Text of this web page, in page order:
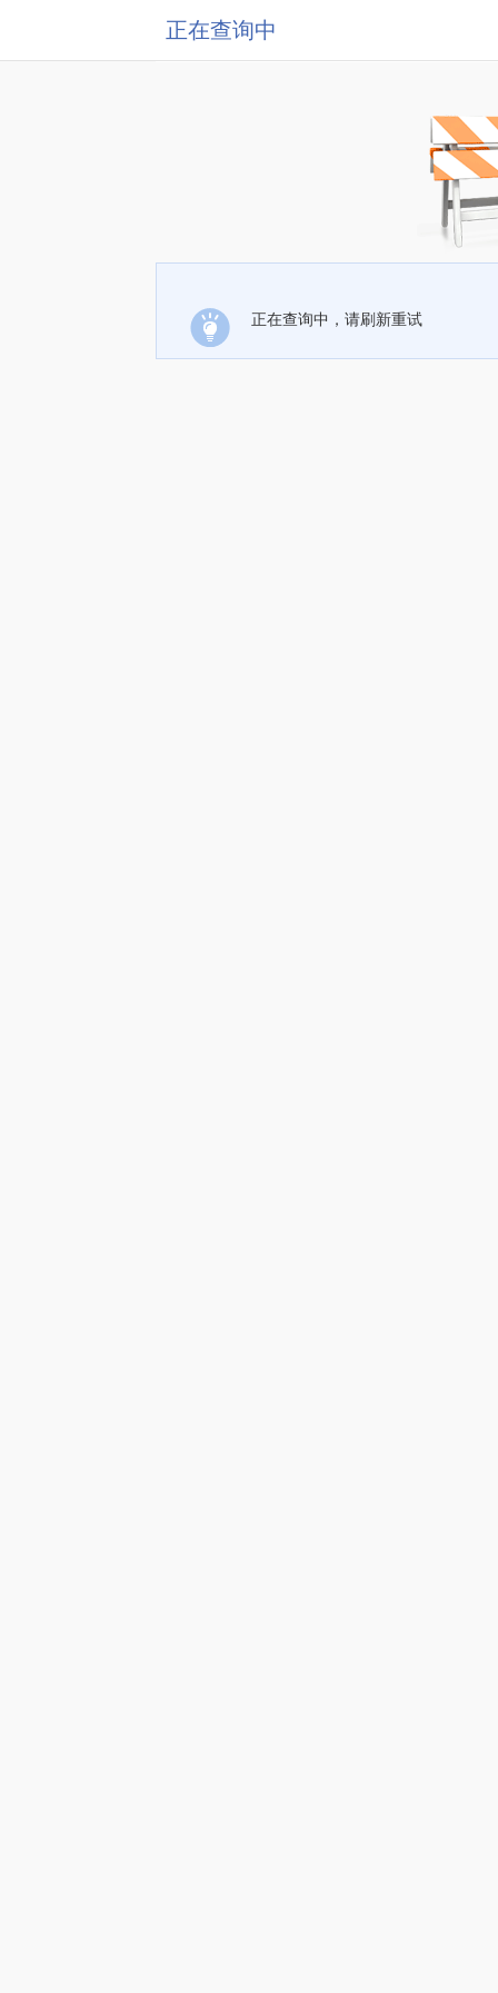
正在查询中
正在查询中，请刷新重试